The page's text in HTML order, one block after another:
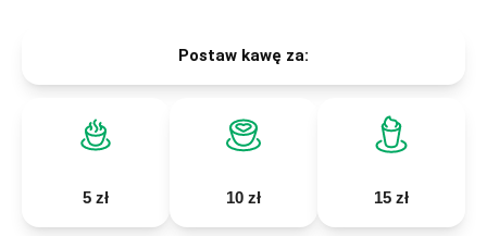
Postaw kawę za:
5 zł 10 zł 15 zł